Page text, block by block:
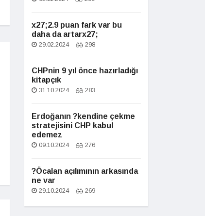
x27;2.9 puan fark var bu
daha da artarx27;
29.02.2024 298
CHPnin 9 yıl önce hazırladığı
kitapçık
31.10.2024 283
Erdoğanın ?kendine çekme
stratejisini CHP kabul
edemez
09.10.2024 276
?Öcalan açılımının arkasında
ne var
29.10.2024 269